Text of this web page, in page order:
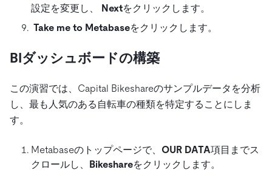
設定を変更し、 Nextをクリックします。
Take me to Metabaseをクリックします。
BIダッシュボードの構築
この演習では、Capital Bikeshareのサンプルデータを分析
し、最も人気のある自転車の種類を特定することにしま
す。
Metabaseのトップページで、 OUR DATA項目までス
クロールし、 Bikeshareをクリックします。